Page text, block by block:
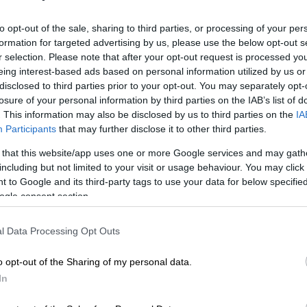
opt-out of the sale, sharing to third parties, or processing of your
for targeted advertising by us, please use the below opt-out
selection. Please note that after your opt-out request is processed
interest-based ads based on personal information utilized by us
to third parties prior to your opt-out. You may separately
of your personal information by third parties on the IAB’s list of
This information may also be disclosed by us to third parties on the
Participants that may further disclose it to other third parties.
that this website/app uses one or more Google services and may
but not limited to your visit or usage behaviour. You may
to Google and its third-party tags to use your data for below
consent section.
Data Processing Opt Outs
opt-out of the Sharing of my personal data.
το ΕΘΝΟΣ στη Google
ανετοιμότητα και ανευθυνότητα του
υπενθυμίσεις για το εγγύς μέλλον
της χώρας. Οι επισημάνσεις γίνονται,
με την επίκληση των ακραίων
που κρεμιέται προς πάσαν νόσο
μεν, να χρησιμοποιούμε την σχετική
αίτια σχετίζονται με τη στάση του